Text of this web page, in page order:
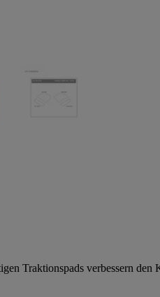
Traktionspads verbessern